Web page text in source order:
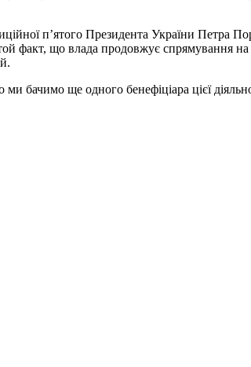
п’ятого Президента України Петра
факт, що влада продовжує спрямування на
бачимо ще одного бенефіціара цієї